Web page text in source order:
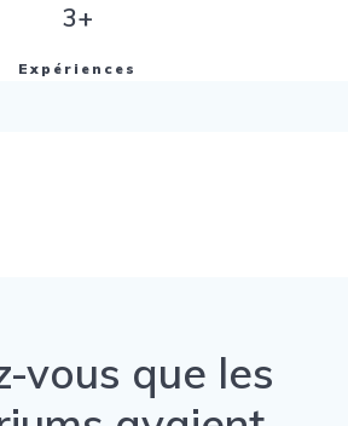
3+
Expériences
vous que les